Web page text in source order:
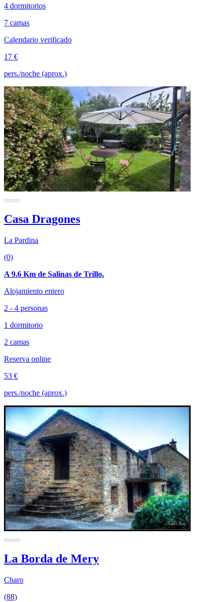
4 dormitorios
7 camas
Calendario verificado
17 €
pers./noche (aprox.)
Casa Dragones
La Pardina
(0)
A 9.6 Km de Salinas de Trillo.
Alojamiento entero
2 - 4 personas
1 dormitorio
2 camas
Reserva online
53 €
pers./noche (aprox.)
La Borda de Mery
Charo
(88)